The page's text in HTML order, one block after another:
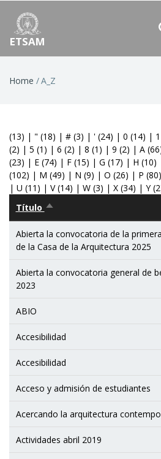
ETSAM
Breadcrumb
Home A_Z
(13) | " (18) | # (3) | ' (24) | 0 (14) | 1
(2) | 5 (1) | 6 (2) | 8 (1) | 9 (2) | A
(23) | E (74) | F (15) | G (17) | H (10)
(102) | M (49) | N (9) | O (26) | P (80)
| U (11) | V(14) | W (3) | X (34) | Y
Título Sort
descending
Abierta la convocatoria de la
de la Casa de la Arquitectura 2025
Abierta la convocatoria general de
2023
ABIO
Accesibilidad
Accesibilidad
Acceso y admisión de estudiantes
Acercando la arquitectura
Actividades abril 2019